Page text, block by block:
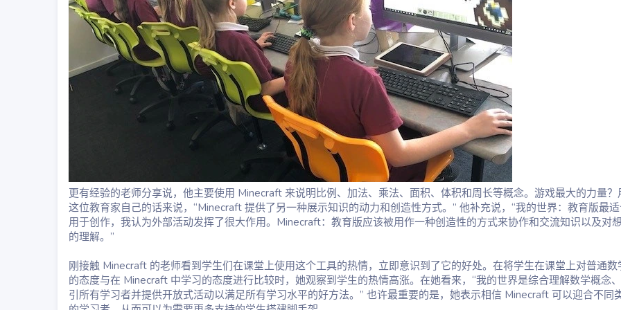
更有经验的老师分享说，他主要使用 Minecraft 来说明比例、加法、乘法、面积、体积和周长等概念。游戏最大的力量？
这位教育家自己的话来说，“Minecraft 提供了另一种展示知识的动力和创造性方式。” 他补充说，“我的世界：教育版最
用于创作，我认为外部活动发挥了很大作用。Minecraft：教育版应该被用作一种创造性的方式来协作和交流知识以及对
的理解。”
刚接触 Minecraft 的老师看到学生们在课堂上使用这个工具的热情，立即意识到了它的好处。在将学生在课堂上对普通数
的态度与在 Minecraft 中学习的态度进行比较时，她观察到学生的热情高涨。在她看来，“我的世界是综合理解数学概念
引所有学习者并提供开放式活动以满足所有学习水平的好方法。” 也许最重要的是，她表示相信 Minecraft 可以迎合不同